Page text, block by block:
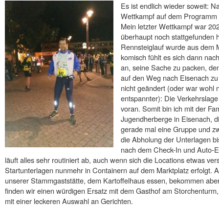
Es ist endlich wieder soweit:
Wettkampf auf dem
Mein letzter Wettkampf war
überhaupt noch stattgefunden
Rennsteiglauf wurde aus dem
komisch fühlt es sich dann
an, seine Sache zu packen,
auf den Weg nach Eisenach
nicht geändert (oder war wohl
entspannter): Die
voran. Somit bin ich mit der
Jugendherberge in Eisenach,
gerade mal eine Gruppe und
die Abholung der Unterlagen
nach dem Check-In und Auto-
läuft alles sehr routiniert ab, auch wenn sich die Locations etwas
Startunterlagen nunmehr in Containern auf dem Marktplatz erfolgt.
unserer Stammgaststätte, dem Kartoffelhaus essen, bekommen
finden wir einen würdigen Ersatz mit dem Gasthof am
mit einer leckeren Auswahl an Gerichten.